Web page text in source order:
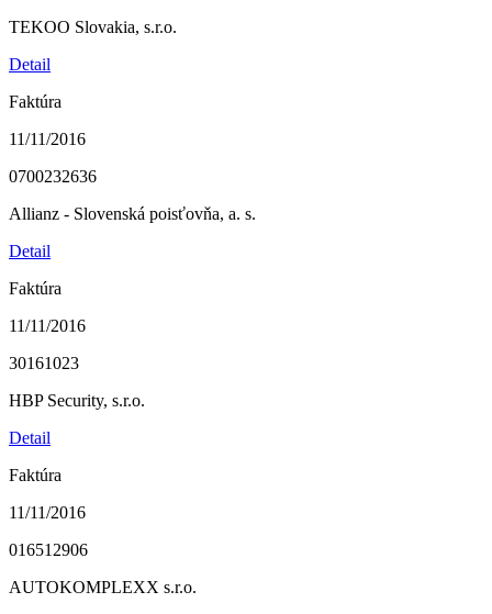
TEKOO Slovakia, s.r.o.
Detail
Faktúra
11/11/2016
0700232636
Allianz - Slovenská poisťovňa, a. s.
Detail
Faktúra
11/11/2016
30161023
HBP Security, s.r.o.
Detail
Faktúra
11/11/2016
016512906
AUTOKOMPLEXX s.r.o.